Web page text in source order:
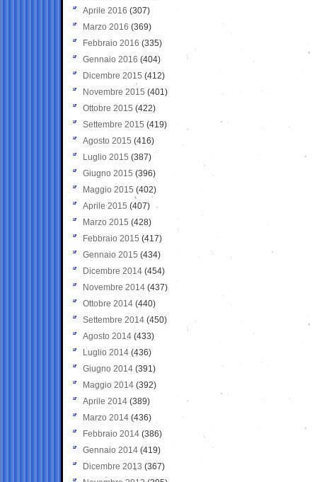
Aprile 2016 (307)
Marzo 2016 (369)
Febbraio 2016 (335)
Gennaio 2016 (404)
Dicembre 2015 (412)
Novembre 2015 (401)
Ottobre 2015 (422)
Settembre 2015 (419)
Agosto 2015 (416)
Luglio 2015 (387)
Giugno 2015 (396)
Maggio 2015 (402)
Aprile 2015 (407)
Marzo 2015 (428)
Febbraio 2015 (417)
Gennaio 2015 (434)
Dicembre 2014 (454)
Novembre 2014 (437)
Ottobre 2014 (440)
Settembre 2014 (450)
Agosto 2014 (433)
Luglio 2014 (436)
Giugno 2014 (391)
Maggio 2014 (392)
Aprile 2014 (389)
Marzo 2014 (436)
Febbraio 2014 (386)
Gennaio 2014 (419)
Dicembre 2013 (367)